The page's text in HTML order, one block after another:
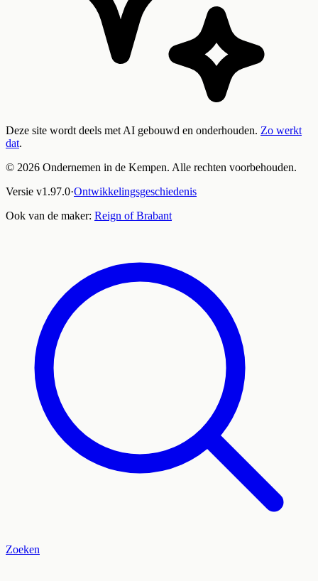
Deze site wordt deels met AI gebouwd en onderhouden. Zo werkt
dat.
© 2026 Ondernemen in de Kempen. Alle rechten voorbehouden.
Versie v1.97.0·Ontwikkelingsgeschiedenis
Ook van de maker: Reign of Brabant
Zoeken